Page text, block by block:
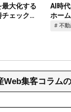
Web集客コラム